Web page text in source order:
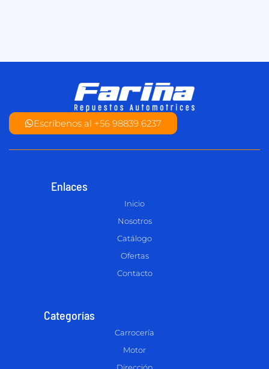
Escríbenos al +56 98839 6237
Enlaces
Inicio
Nosotros
Catálogo
Ofertas
Contacto
Categorías
Carrocería
Motor